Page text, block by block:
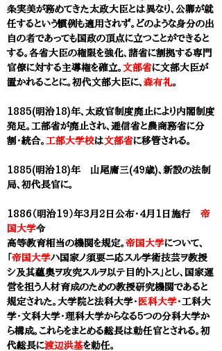
条実美が務めてきた太政大臣とは異なり、公卿が就
任するという慣例も適用されず。 どのような身分の出
自の者であっても国政の頂点に立つことができると
する。 各省大臣の権限を強化、諸省に割拠する専門
官僚に対する主導権を確立。 文部省に文部大臣が
置かれることに。初代文部大臣に、 森有礼。
1885(明治18)年、太政官制度廃止により内閣制度
発足。工部省が廃止され、逓信省と農商務省に分
割・統合。 工部大学校は文部省に移管される。
1885(明治18)年 山尾庸三(49歳)、新設の法制
局、初代長官に。
1886（明治19）年3月2日公布・4月1日施行 帝
国大学令
高等教育相当の機関を規定。 帝国大学について、
「 帝国大学ハ国家ノ須要ニ応スル学術技芸ヲ教授
シ及其蘊奥ヲ攻究スルヲ以テ目的トス」とし、国家運
営を担う人材育成のための教授研究機関であると
規定された。大学院と法科大学・ 医科大学・工科大
学・文科大学・理科大学からなる5つの分科大学か
ら構成。これらをまとめる総長は勅任官とされる。初
代総長に渡辺洪基を勅任。